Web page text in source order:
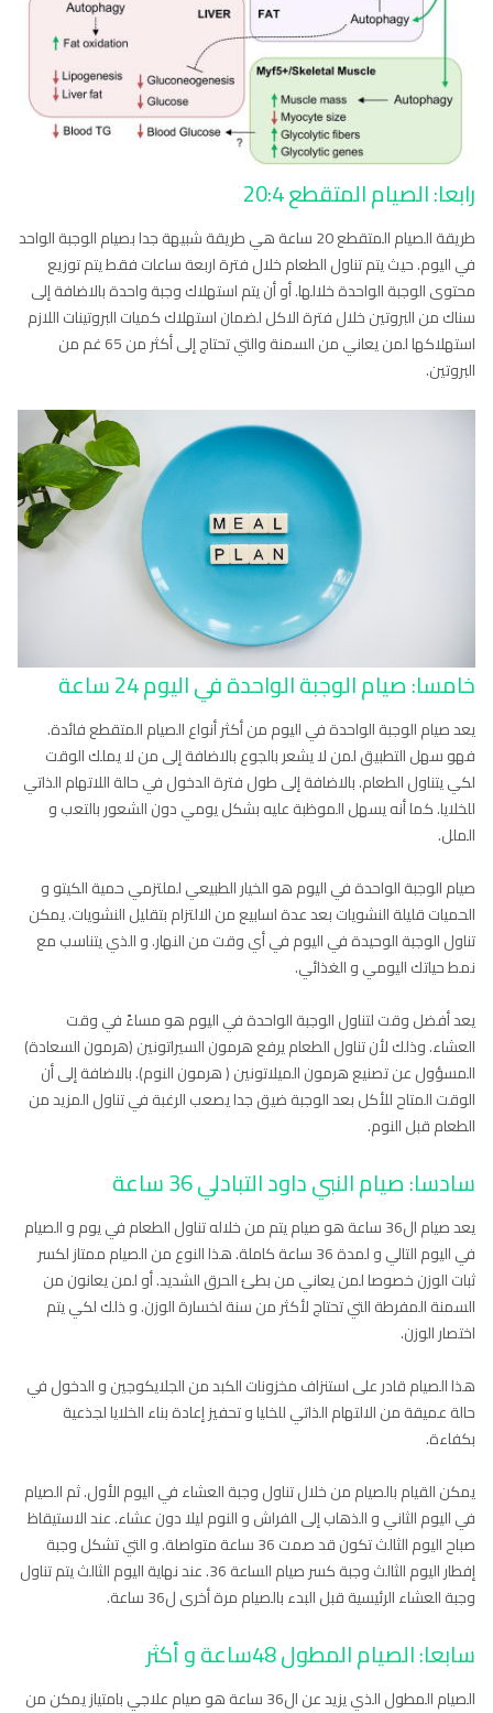
رابعا: الصيام المتقطع 20:4
طريقة الصيام المتقطع 20 ساعة هي طريقة شبيهة جدا بصيام الوجبة الواحد
في اليوم. حيث يتم تناول الطعام خلال فترة اربعة ساعات فقط يتم توزيع
محتوى الوجبة الواحدة خلالها. أو أن يتم استهلاك وجبة واحدة بالاضافة إلى
سناك من البروتين خلال فترة الاكل لضمان استهلاك كميات البروتينات اللازم
استهلاكها لمن يعاني من السمنة والتي تحتاج إلى أكثر من 65 غم من
البروتين.
خامسا: صيام الوجبة الواحدة في اليوم 24 ساعة
يعد صيام الوجبة الواحدة في اليوم من أكثر أنواع الصيام المتقطع فائدة.
فهو سهل التطبيق لمن لا يشعر بالجوع بالاضافة إلى من لا يملك الوقت
لكي يتناول الطعام. بالاضافة إلى طول فترة الدخول في حالة اللاتهام الذاتي
للخلايا. كما أنه يسهل الموظبة عليه بشكل يومي دون الشعور بالتعب و
الملل.
صيام الوجبة الواحدة في اليوم هو الخيار الطبيعي لملتزمي حمية الكيتو و
الحميات قليلة النشويات بعد عدة اسابيع من الالتزام بتقليل النشويات. يمكن
تناول الوجبة الوحيدة في اليوم في أي وقت من النهار. و الذي يتناسب مع
نمط حياتك اليومي و الغذائي.
يعد أفضل وقت لتناول الوجبة الواحدة في اليوم هو مساءً في وقت
العشاء. وذلك لأن تناول الطعام يرفع هرمون السيراتونين (هرمون السعادة)
المسؤول عن تصنيع هرمون الميلاتونين ( هرمون النوم). بالاضافة إلى أن
الوقت المتاح للأكل بعد الوجبة ضيق جدا يصعب الرغبة في تناول المزيد من
الطعام قبل النوم.
سادسا: صيام النبي داود التبادلي 36 ساعة
يعد صيام ال36 ساعة هو صيام يتم من خلاله تناول الطعام في يوم و الصيام
في اليوم التالي و لمدة 36 ساعة كاملة. هذا النوع من الصيام ممتاز لكسر
ثبات الوزن خصوصا لمن يعاني من بطئ الحرق الشديد. أو لمن يعانون من
السمنة المفرطة التي تحتاج لأكثر من سنة لخسارة الوزن. و ذلك لكي يتم
اختصار الوزن.
هذا الصيام قادر على استنزاف مخزونات الكبد من الجلايكوجين و الدخول في
حالة عميقة من الالتهام الذاتي للخليا و تحفيز إعادة بناء الخلايا لجذعية
بكفاءة.
يمكن القيام بالصيام من خلال تناول وجبة العشاء في اليوم الأول. ثم الصيام
في اليوم الثاني و الذهاب إلى الفراش و النوم ليلا دون عشاء. عند الاستيقاظ
صباح اليوم الثالث تكون قد صمت 36 ساعة متواصلة. و التي تشكل وجبة
إفطار اليوم الثالث وجبة كسر صيام الساعة 36. عند نهاية اليوم الثالث يتم تناول
وجبة العشاء الرئيسية قبل البدء بالصيام مرة أخرى ل36 ساعة.
سابعا: الصيام المطول 48ساعة و أكثر
الصيام المطول الذي يزيد عن ال36 ساعة هو صيام علاجي بامتياز يمكن من